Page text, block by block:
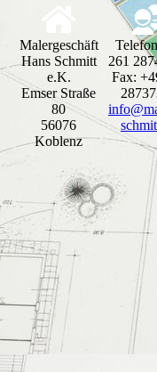
Malergeschäft
Hans Schmitt
e.K.
Emser Straße
80
56076
Koblenz
261
Fax: